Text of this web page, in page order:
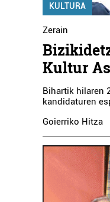
KULTURA
Zerain
Kultur
Bihartik hilaren
kandidaturen
Goierriko Hitza